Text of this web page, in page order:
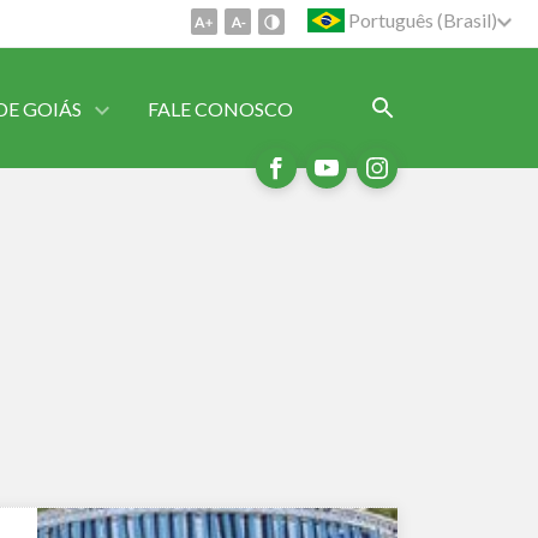
Português (Brasil)
GOIÁS FALE CONOSCO